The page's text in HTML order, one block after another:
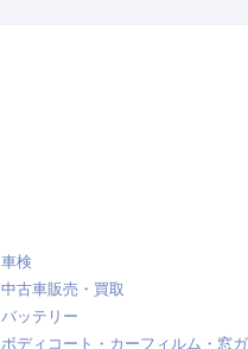
車検
中古車販売・買取
バッテリー
ボディコート・カーフィルム・窓